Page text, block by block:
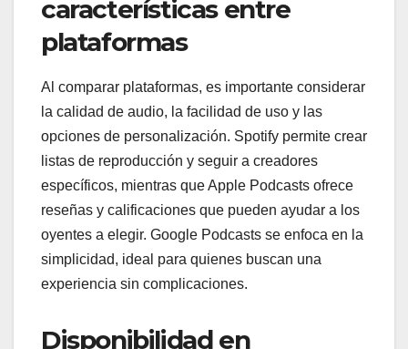
características entre
plataformas
Al comparar plataformas, es importante considerar
la calidad de audio, la facilidad de uso y las
opciones de personalización. Spotify permite crear
listas de reproducción y seguir a creadores
específicos, mientras que Apple Podcasts ofrece
reseñas y calificaciones que pueden ayudar a los
oyentes a elegir. Google Podcasts se enfoca en la
simplicidad, ideal para quienes buscan una
experiencia sin complicaciones.
Disponibilidad en